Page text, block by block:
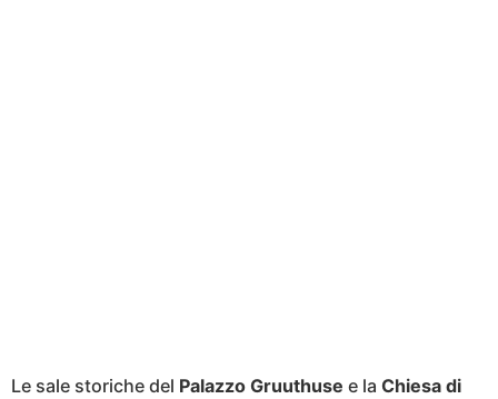
Le sale storiche del Palazzo Gruuthuse e la Chiesa di